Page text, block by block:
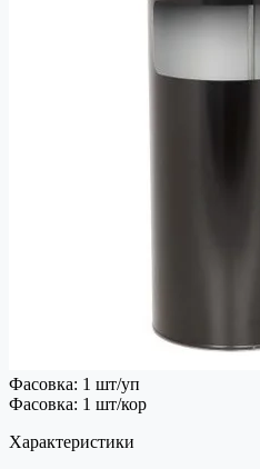
Фасовка: 1 шт/уп
Фасовка: 1 шт/кор
Характеристики